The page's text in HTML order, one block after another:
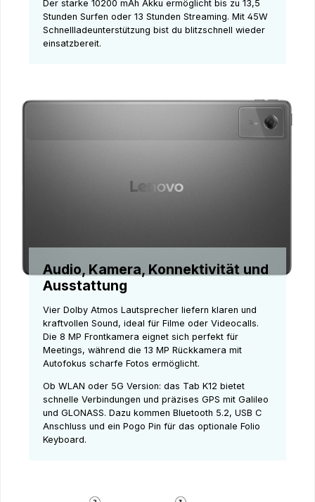
Der starke 10200 mAh Akku ermöglicht bis zu 13,5
Stunden Surfen oder 13 Stunden Streaming. Mit 45W
Schnellladeunterstützung bist du blitzschnell wieder
einsatzbereit.
Audio, Kamera, Konnektivität und
Ausstattung
Vier Dolby Atmos Lautsprecher liefern klaren und
kraftvollen Sound, ideal für Filme oder Videocalls.
Die 8 MP Frontkamera eignet sich perfekt für
Meetings, während die 13 MP Rückkamera mit
Autofokus scharfe Fotos ermöglicht.
Ob WLAN oder 5G Version: das Tab K12 bietet
schnelle Verbindungen und präzises GPS mit Galileo
und GLONASS. Dazu kommen Bluetooth 5.2, USB C
Anschluss und ein Pogo Pin für das optionale Folio
Keyboard.